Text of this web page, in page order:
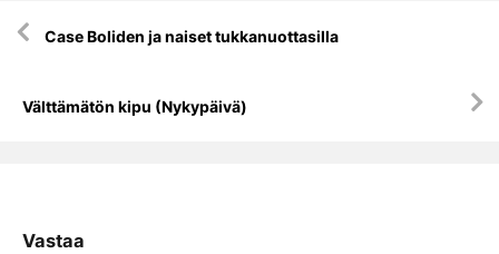
Artikkelien
selausCase Boliden ja naiset tukkanuottasilla
Välttämätön kipu (Nykypäivä)
Vastaa